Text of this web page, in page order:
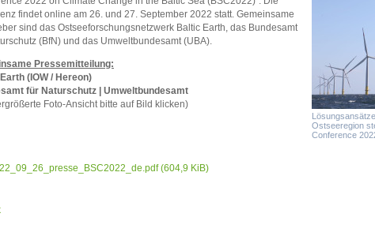
Ostseeregion
Conference
findet online am 26. und 27. September 2022 statt. Gemeinsame
sind das Ostseeforschungsnetzwerk Baltic Earth, das Bundesamt
(BfN) und das Umweltbundesamt (UBA).
Pressemitteilung:
(IOW / Hereon)
für Naturschutz | Umweltbundesamt
Foto-Ansicht bitte auf Bild klicken)
(604,9 KiB)